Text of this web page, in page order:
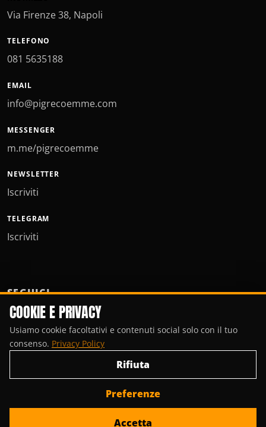
Via Firenze 38, Napoli
TELEFONO
081 5635188
EMAIL
info@pigrecoemme.com
MESSENGER
m.me/pigrecoemme
NEWSLETTER
Iscriviti
TELEGRAM
Iscriviti
SEGUICI
COOKIE E PRIVACY
Usiamo cookie facoltativi e contenuti social solo con il tuo
consenso. Privacy Policy
Rifiuta
Preferenze
Accetta